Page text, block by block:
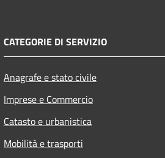
CATEGORIE DI SERVIZIO
Anagrafe e stato civile
Imprese e Commercio
Catasto e urbanistica
Mobilità e trasporti